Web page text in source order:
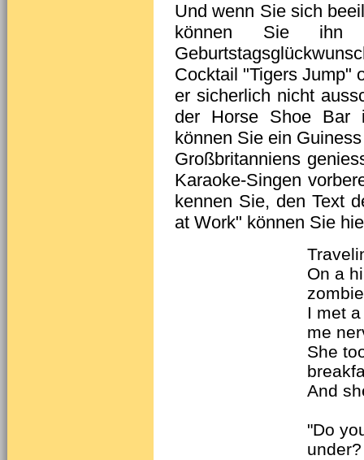
Und wenn Sie sich
können Sie ihn
Cocktail "Tigers Jump"
er sicherlich nicht
der Horse Shoe Bar
können Sie ein
Großbritanniens
Karaoke-Singen
kennen Sie, den Text
at Work" können Sie
On a
zombie
I met
me
She
And
"Do
under?